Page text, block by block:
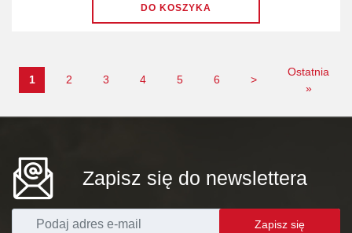
1 2 3 4 5 6 >
Ostatnia
»
Zapisz się do newslettera
Zapisz się